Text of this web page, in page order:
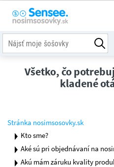
Všetko, čo potrebujete vedieť - Často
kladené
Stránka nosimsosovky.sk
Kto sme?
Aké sú pri objednávaní na
Akú mám záruku kvality